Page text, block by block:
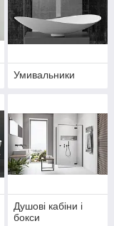
Умивальники
Душові кабіни і
бокси